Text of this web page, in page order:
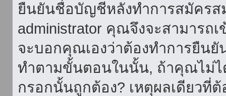
ยืนยันชื่อบัญชีหลังทำการสมัครส
administrator คุณจึงจะสามาร
จะบอกคุณเองว่าต้องทำการยืน
ทำตามขั้นตอนในนั้น, ถ้าคุณไม่
กรอกนั้นถูกต้อง? เหตุผลเดียวที่